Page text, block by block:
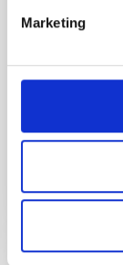
Marketing
sistema
otras, las
Fecha
Plazo
En